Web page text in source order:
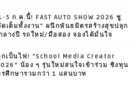
ก.ค.นี้! FAST AUTO SHOW 2026 ชู
ดเต็มทั้งงาน” ผนึกพันธมิตรสร้างสุขปลุก
ลางปี รถใหม่/มือสอง จองได้มั่นใจ
กเป็นไฟ! “School Media Creator
น้อง ๆ รุ่นใหม่สนใจเข้าร่วม ชิงทุน
ศึกษารวมกว่า 1 แสนบาท